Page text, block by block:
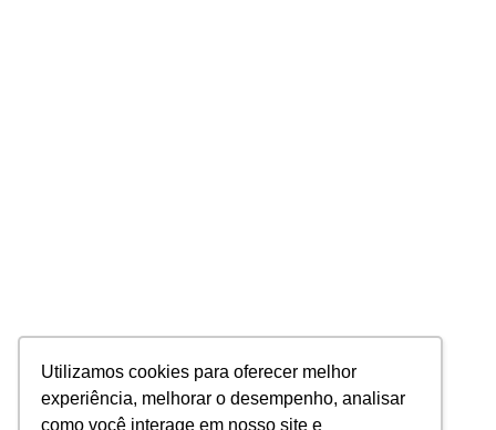
Utilizamos cookies para oferecer melhor
experiência, melhorar o desempenho, analisar
como você interage em nosso site e